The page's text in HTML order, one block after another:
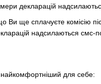
декларацій
Ви ще сплачуєте комісію
декларацій
для себе: